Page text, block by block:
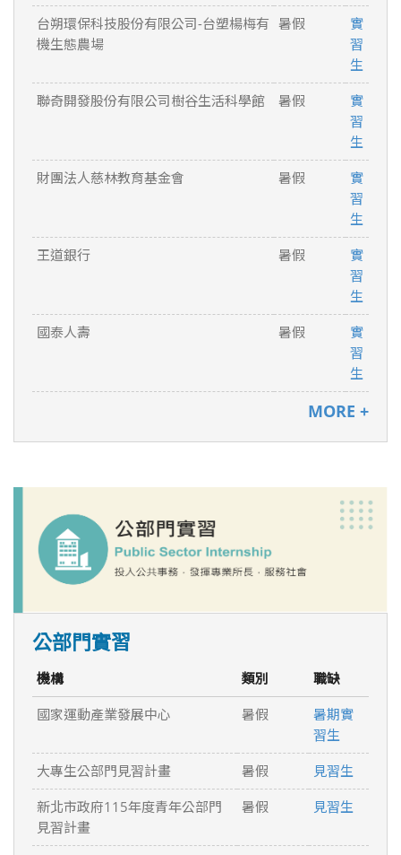
台朔環保科技股份有限公司-台塑楊梅有
機生態農場
暑假
實
習
生
聯奇開發股份有限公司樹谷生活科學館
暑假
實
習
生
財團法人慈林教育基金會
暑假
實
習
生
王道銀行
暑假
實
習
生
國泰人壽
暑假
實
習
生
MORE +
公部門實習
機構 類別
職缺
國家運動產業發展中心
暑假
暑期實
習生
大專生公部門見習計畫
暑假
見習生
新北市政府115年度青年公部門
見習計畫
暑假 見習生